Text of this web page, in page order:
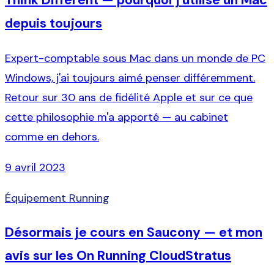
depuis toujours
Expert-comptable sous Mac dans un monde de PC
Windows, j'ai toujours aimé penser différemment.
Retour sur 30 ans de fidélité Apple et sur ce que
cette philosophie m'a apporté — au cabinet
comme en dehors.
9 avril 2023
Équipement Running
Désormais je cours en Saucony — et mon
avis sur les On Running CloudStratus